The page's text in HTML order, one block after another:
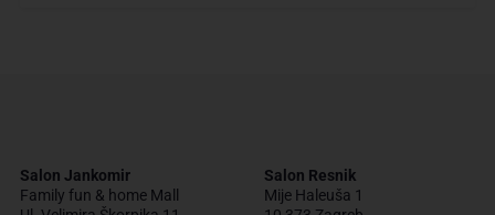
Salon Jankomir
Family fun & home Mall
Salon Resnik
Mije Haleuša 1